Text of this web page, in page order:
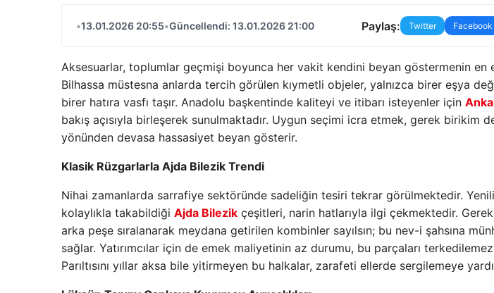
•13.01.2026 20:55•Güncellendi: 13.01.2026 21:00 Paylaş: Twitter Facebook
Aksesuarlar, toplumlar geçmişi boyunca her vakit kendini beyan göstermenin en
Bilhassa müstesna anlarda tercih görülen kıymetli objeler, yalnızca birer eşya
birer hatıra vasfı taşır. Anadolu başkentinde kaliteyi ve itibarı isteyenler için
bakış açısıyla birleşerek sunulmaktadır. Uygun seçimi icra etmek, gerek birikim
yönünden devasa hassasiyet beyan gösterir.
Klasik Rüzgarlarla Ajda Bilezik Trendi
Nihai zamanlarda sarrafiye sektöründe sadeliğin tesiri tekrar görülmektedir.
kolaylıkla takabildiği Ajda Bilezik çeşitleri, narin hatlarıyla ilgi çekmektedir.
arka peşe sıralanarak meydana getirilen kombinler sayılsın; bu nev-i şahsına
sağlar. Yatırımcılar için de emek maliyetinin az durumu, bu parçaları
Parıltısını yıllar aksa bile yitirmeyen bu halkalar, zarafeti ellerde sergilemeye